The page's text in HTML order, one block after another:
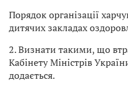
Порядок організації
дитячих закладах
2. Визнати такими, що
Кабінету Міністрів
додається.